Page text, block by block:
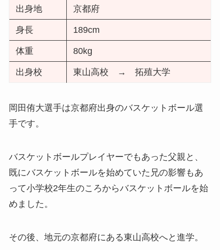
出身地 京都府
身長 189cm
体重 80kg
出身校 東山高校 → 拓殖大学
岡田侑大選手は京都府出身のバスケットボール選
手です。
バスケットボールプレイヤーでもあった父親と、
既にバスケットボールを始めていた兄の影響もあ
って小学校2年生のころからバスケットボールを始
めました。
その後、地元の京都府にある東山高校へと進学。